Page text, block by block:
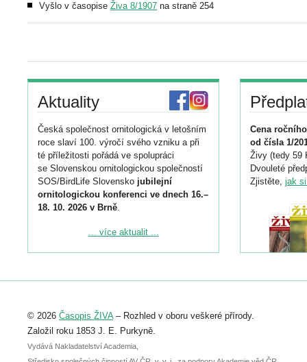
Vyšlo v časopise Živa 8/1907 na straně 254
Aktuality
Česká společnost ornitologická v letošním
roce slaví 100. výročí svého vzniku a při
té příležitosti pořádá ve spolupráci
se Slovenskou ornitologickou společností
SOS/BirdLife Slovensko jubilejní
ornitologickou konferenci ve dnech 16.–
18. 10. 2026 v Brně.
Podrobnější informace ke konferenci
Registrovat se můžete do 6. září.
abstraktu přihlášené přednášky nebo
posteru je už 30. června.
... více aktualit ...
Cena
od čísla 1/
Živy (tedy 59
Dvouleté
Zjistěte, jak
© 2026 Časopis ŽIVA– Rozhled v oboru veškeré přírody.
Založil roku 1853 J. E. Purkyně.
Vydává Nakladatelství Academia,